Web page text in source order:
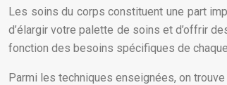
Les soins du corps constituent une part
d’élargir votre palette de soins et d’offrir
fonction des besoins spécifiques de
Parmi les techniques enseignées, on trouve